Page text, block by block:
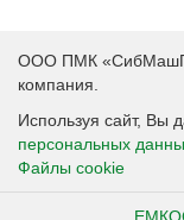
ООО ПМК
компания.
Используя сайт, Вы
персональных
Файлы cookie